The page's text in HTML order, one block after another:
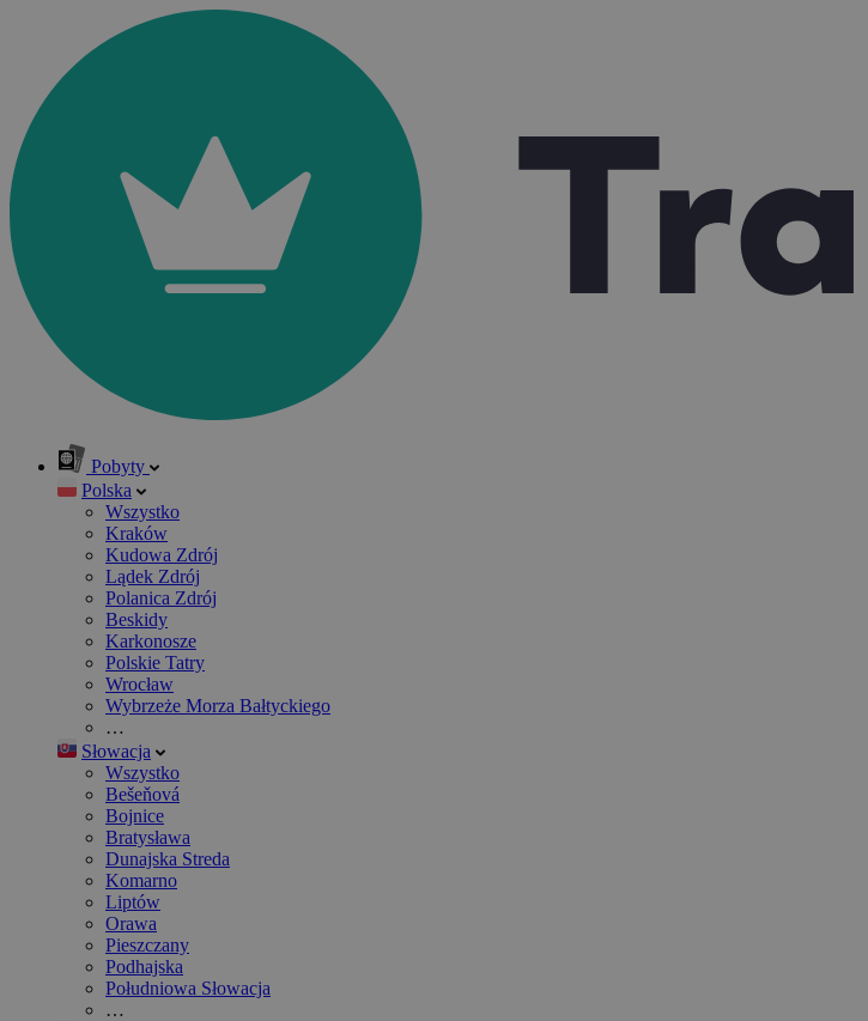
Pobyty
Polska
Wszystko
Kraków
Kudowa Zdrój
Lądek Zdrój
Polanica Zdrój
Beskidy
Karkonosze
Polskie Tatry
Wrocław
Wybrzeże Morza Bałtyckiego
…
Słowacja
Wszystko
Bešeňová
Bojnice
Bratysława
Dunajska Streda
Komarno
Liptów
Orawa
Pieszczany
Podhajska
Południowa Słowacja
…